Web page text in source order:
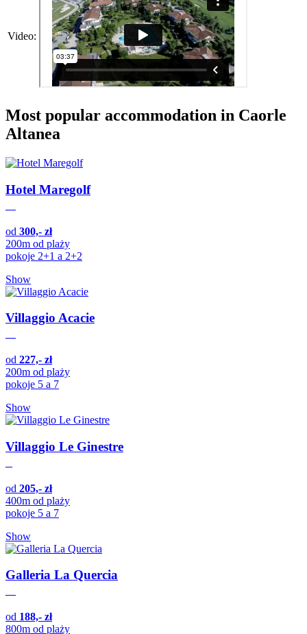
Video:
Most popular accommodation in Caorle
Altanea
Hotel Maregolf
od 300,- zł
200m od plaży
pokoje 2+1 a 2+2
Show
Villaggio Acacie
od 227,- zł
200m od plaży
pokoje 5 a 7
Show
Villaggio Le Ginestre
od 205,- zł
400m od plaży
pokoje 5 a 7
Show
Galleria La Quercia
od 188,- zł
800m od plaży